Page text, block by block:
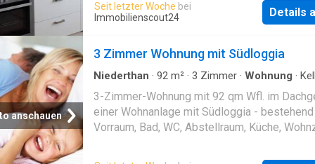
moderne Designküche mit Kochinsel fügt
in den Wohn- und Essbereich ein – ein Ort,
Erdgeschoss erwarten Sie neben einem
Eingangsbereich mit clever integrie
Seit letzter Woche bei
Immobilienscout24
Details
anschauen
3 Zimmer Wohnung mit Südloggia
Niederthan · 92 m² · 3 Zimmer · Wohnung ·
3-Zimmer-Wohnung mit 92 qm Wfl. im
einer Wohnanlage mit Südloggia -
Vorraum, Bad, WC, Abstellraum, Küche,
Kellerabteil und Kfz-Abstellplatz, Lift ist